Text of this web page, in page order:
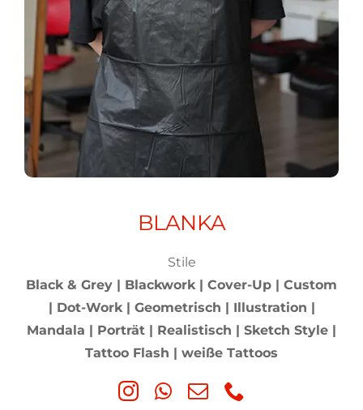
BLANKA
Stile
Black & Grey | Blackwork | Cover-Up | Custom
| Dot-Work | Geometrisch | Illustration |
Mandala | Porträt | Realistisch | Sketch Style |
Tattoo Flash | weiße Tattoos